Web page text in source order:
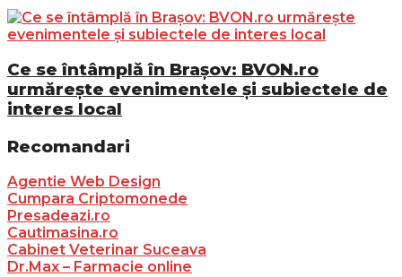
Ce se întâmplă în Brașov: BVON.ro
urmărește evenimentele și subiectele de
interes local
Recomandari
Agentie Web Design
Cumpara Criptomonede
Presadeazi.ro
Cautimasina.ro
Cabinet Veterinar Suceava
Dr.Max – Farmacie online